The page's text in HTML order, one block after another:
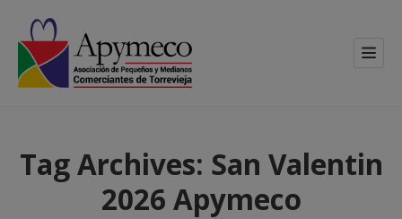
Tag Archives: San Valentin
2026 Apymeco